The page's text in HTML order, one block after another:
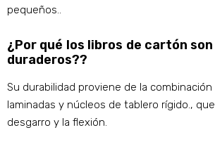
pequeños..
¿Por qué los libros de cartón
duraderos??
Su durabilidad proviene de la
laminadas y núcleos de tablero rígido.,
desgarro y la flexión.